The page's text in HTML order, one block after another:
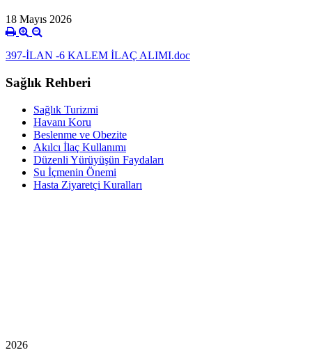
18 Mayıs 2026
397-İLAN -6 KALEM İLAÇ ALIMI.doc
Sağlık Rehberi
Sağlık Turizmi
Havanı Koru
Beslenme ve Obezite
Akılcı İlaç Kullanımı
Düzenli Yürüyüşün Faydaları
Su İçmenin Önemi
Hasta Ziyaretçi Kuralları
2026